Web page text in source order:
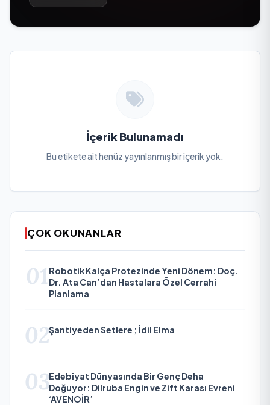
İçerik Bulunamadı
Bu etikete ait henüz yayınlanmış bir içerik yok.
ÇOK OKUNANLAR
01 Robotik Kalça Protezinde Yeni Dönem: Doç.
Dr. Ata Can’dan Hastalara Özel Cerrahi
Planlama
02Şantiyeden Setlere ; İdil Elma
03Edebiyat Dünyasında Bir Genç Deha
Doğuyor: Dilruba Engin ve Zift Karası Evreni
‘AVENOİR’